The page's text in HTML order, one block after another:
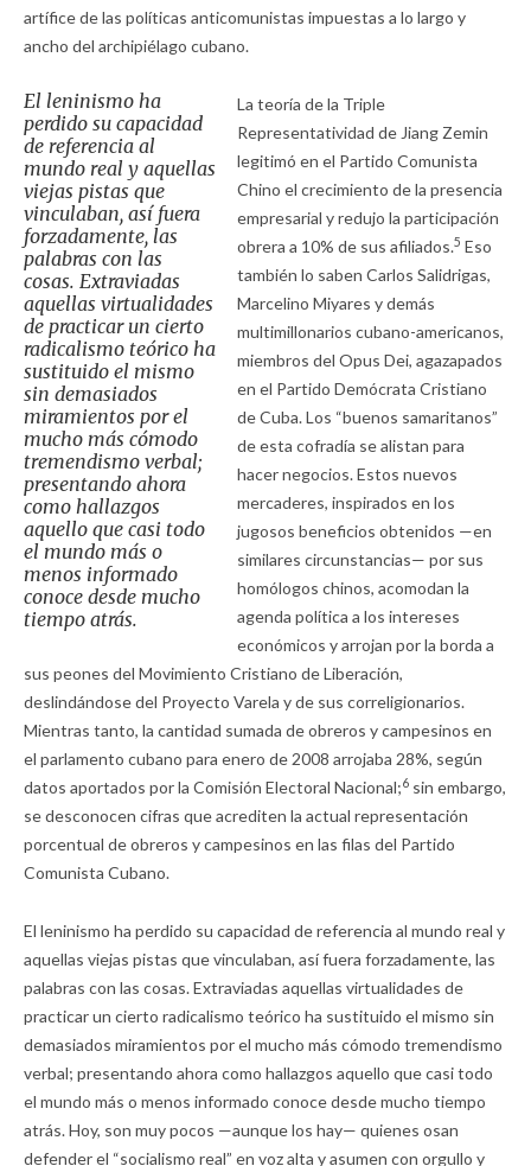
artífice de las políticas anticomunistas impuestas a lo largo y
ancho del archipiélago cubano.
El leninismo ha
perdido su capacidad
de referencia al
mundo real y aquellas
viejas pistas que
vinculaban, así fuera
forzadamente, las
palabras con las
cosas. Extraviadas
aquellas virtualidades
de practicar un cierto
radicalismo teórico ha
sustituido el mismo
sin demasiados
miramientos por el
mucho más cómodo
tremendismo verbal;
presentando ahora
como hallazgos
aquello que casi todo
el mundo más o
menos informado
conoce desde mucho
tiempo atrás.
La teoría de la Triple
Representatividad de Jiang Zemin
legitimó en el Partido Comunista
Chino el crecimiento de la presencia
empresarial y redujo la participación
obrera a 10% de sus afiliados.5 Eso
también lo saben Carlos Salidrigas,
Marcelino Miyares y demás
multimillonarios cubano-americanos,
miembros del Opus Dei, agazapados
en el Partido Demócrata Cristiano
de Cuba. Los “buenos samaritanos”
de esta cofradía se alistan para
hacer negocios. Estos nuevos
mercaderes, inspirados en los
jugosos beneficios obtenidos —en
similares circunstancias— por sus
homólogos chinos, acomodan la
agenda política a los intereses
económicos y arrojan por la borda a
sus peones del Movimiento Cristiano de Liberación,
deslindándose del Proyecto Varela y de sus correligionarios.
Mientras tanto, la cantidad sumada de obreros y campesinos en
el parlamento cubano para enero de 2008 arrojaba 28%, según
datos aportados por la Comisión Electoral Nacional;6 sin embargo,
se desconocen cifras que acrediten la actual representación
porcentual de obreros y campesinos en las filas del Partido
Comunista Cubano.
El leninismo ha perdido su capacidad de referencia al mundo real y
aquellas viejas pistas que vinculaban, así fuera forzadamente, las
palabras con las cosas. Extraviadas aquellas virtualidades de
practicar un cierto radicalismo teórico ha sustituido el mismo sin
demasiados miramientos por el mucho más cómodo tremendismo
verbal; presentando ahora como hallazgos aquello que casi todo
el mundo más o menos informado conoce desde mucho tiempo
atrás. Hoy, son muy pocos —aunque los hay— quienes osan
defender el “socialismo real” en voz alta y asumen con orgullo y